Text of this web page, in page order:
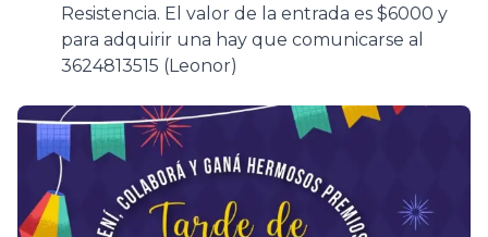
Resistencia. El valor de la entrada es $6000 y
para adquirir una hay que comunicarse al
3624813515 (Leonor)